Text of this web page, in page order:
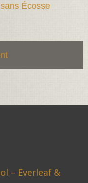
Écosse
– Everleaf &